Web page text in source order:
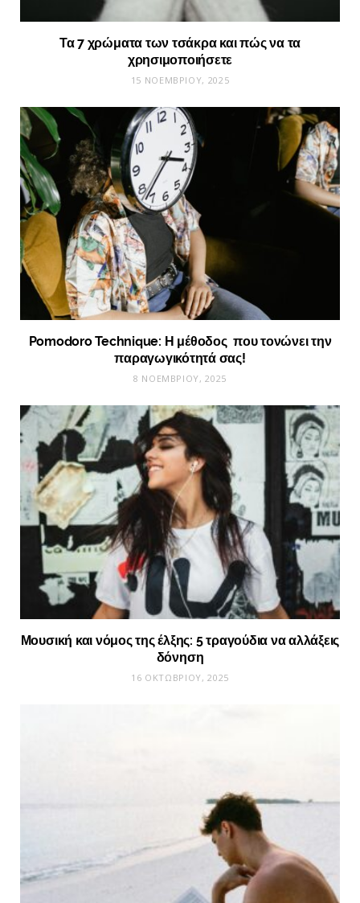
Τα 7 χρώματα των τσάκρα και πώς να τα
χρησιμοποιήσετε
15 ΝΟΕΜΒΡΊΟΥ, 2025
Pomodoro Technique: Η μέθοδος που τονώνει την
παραγωγικότητά σας!
8 ΝΟΕΜΒΡΊΟΥ, 2025
Μουσική και νόμος της έλξης: 5 τραγούδια να αλλάξεις
δόνηση
16 ΟΚΤΩΒΡΊΟΥ, 2025